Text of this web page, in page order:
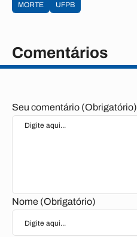
MORTE
UFPB
Comentários
Seu comentário (Obrigatório)
Nome (Obrigatório)